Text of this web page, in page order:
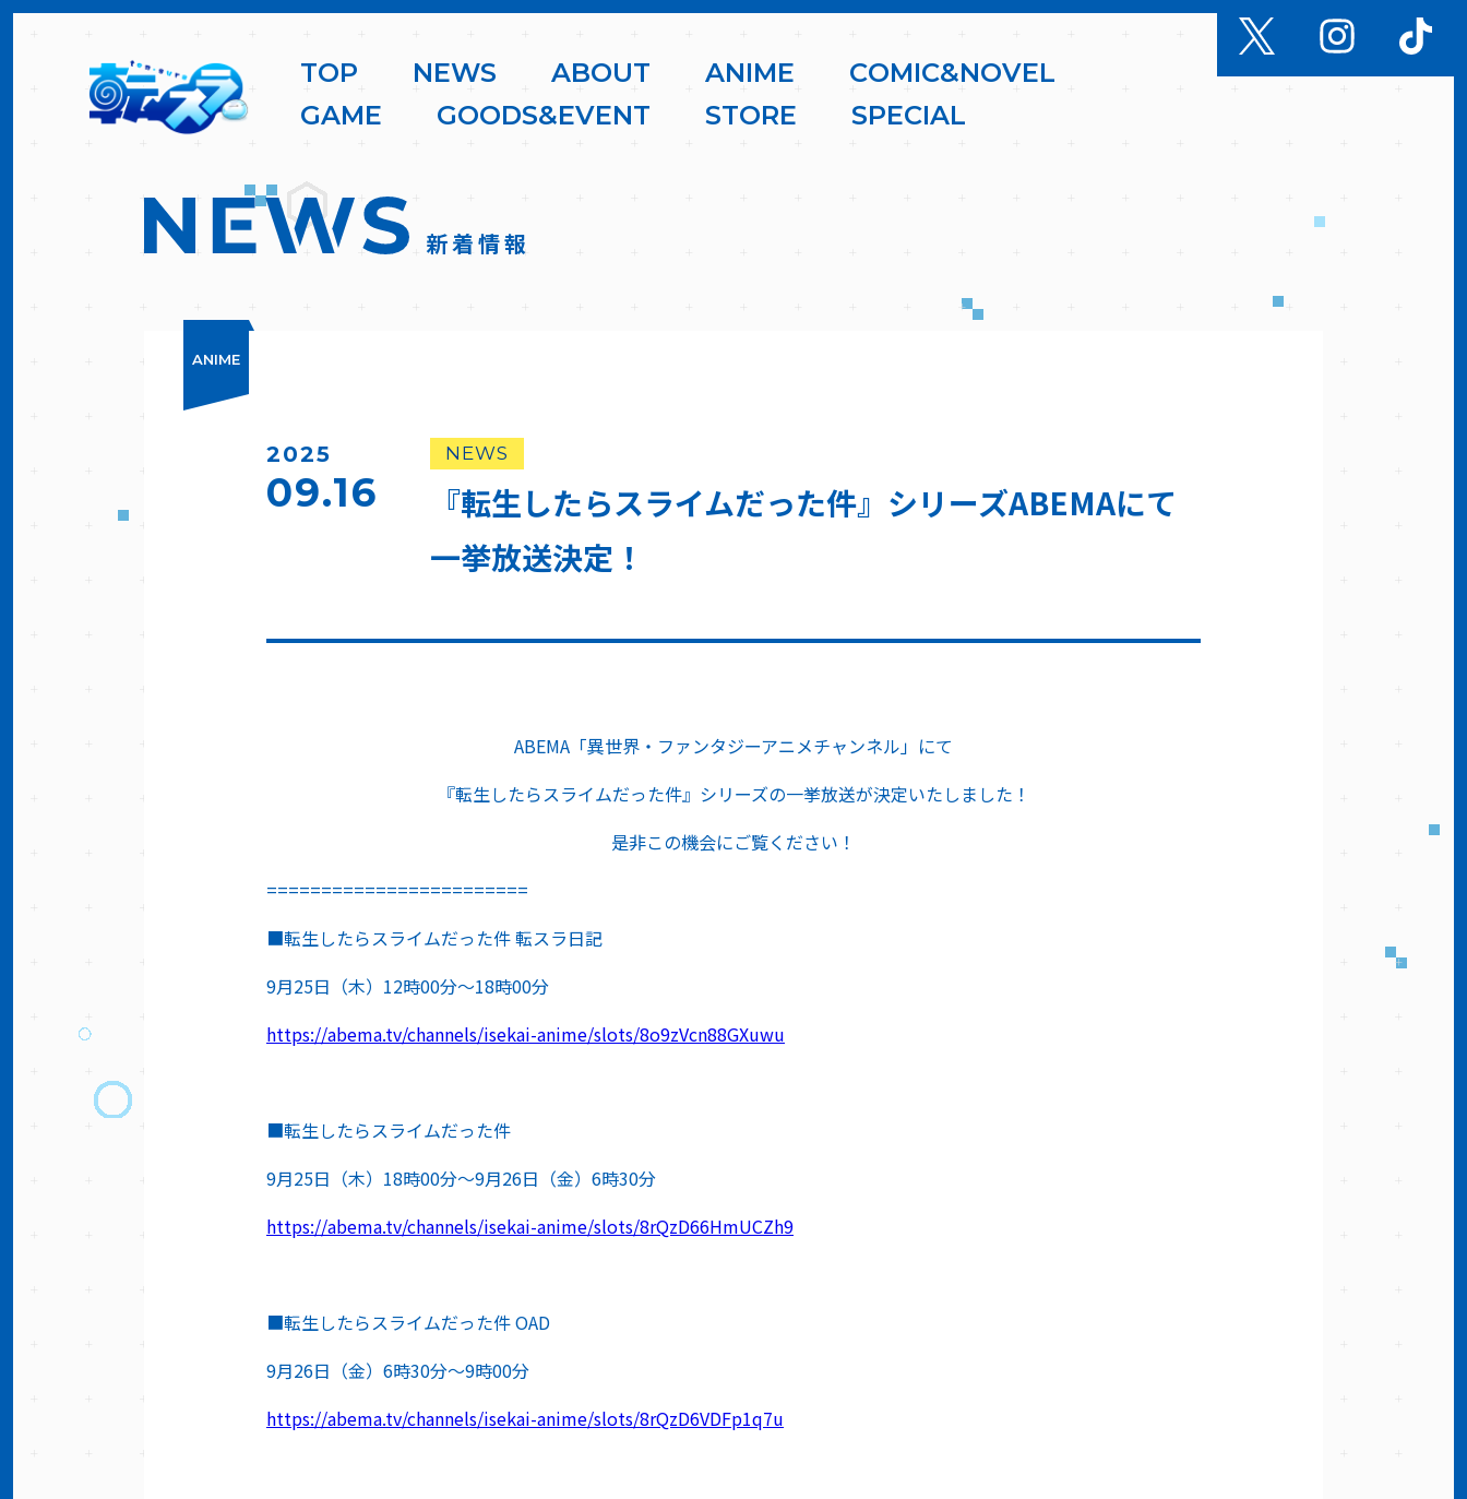
TOP NEWS ABOUT ANIME COMIC&NOVEL
GAME GOODS&EVENT STORE SPECIAL
新着情報
ANIME
『転生したらスライムだった件』シリーズABEMAにて
一挙放送決定！
NEWS
2025
09.16
ABEMA「異世界・ファンタジーアニメチャンネル」にて
『転生したらスライムだった件』シリーズの一挙放送が決定いたしました！
是非この機会にご覧ください！
========================
■転生したらスライムだった件 転スラ日記
9月25日（木）12時00分〜18時00分
https://abema.tv/channels/isekai-anime/slots/8o9zVcn88GXuwu
■転生したらスライムだった件
9月25日（木）18時00分〜9月26日（金）6時30分
https://abema.tv/channels/isekai-anime/slots/8rQzD66HmUCZh9
■転生したらスライムだった件 OAD
9月26日（金）6時30分～9時00分
https://abema.tv/channels/isekai-anime/slots/8rQzD6VDFp1q7u